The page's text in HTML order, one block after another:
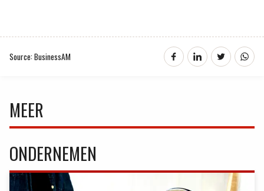
Source: BusinessAM
MEER
ONDERNEMEN